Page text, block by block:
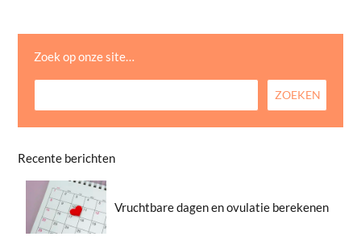
Zoek op onze site…
Recente berichten
Vruchtbare dagen en ovulatie berekenen